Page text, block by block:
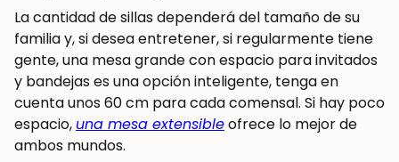
La cantidad de sillas dependerá del tamaño de su
familia y, si desea entretener, si regularmente tiene
gente, una mesa grande con espacio para invitados
y bandejas es una opción inteligente, tenga en
cuenta unos 60 cm para cada comensal. Si hay poco
espacio, una mesa extensibleofrece lo mejor de
ambos mundos.